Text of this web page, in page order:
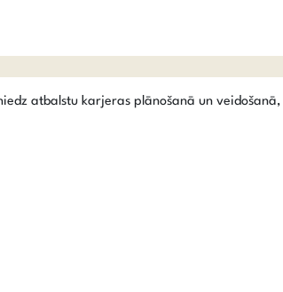
atbalstu karjeras plānošanā un